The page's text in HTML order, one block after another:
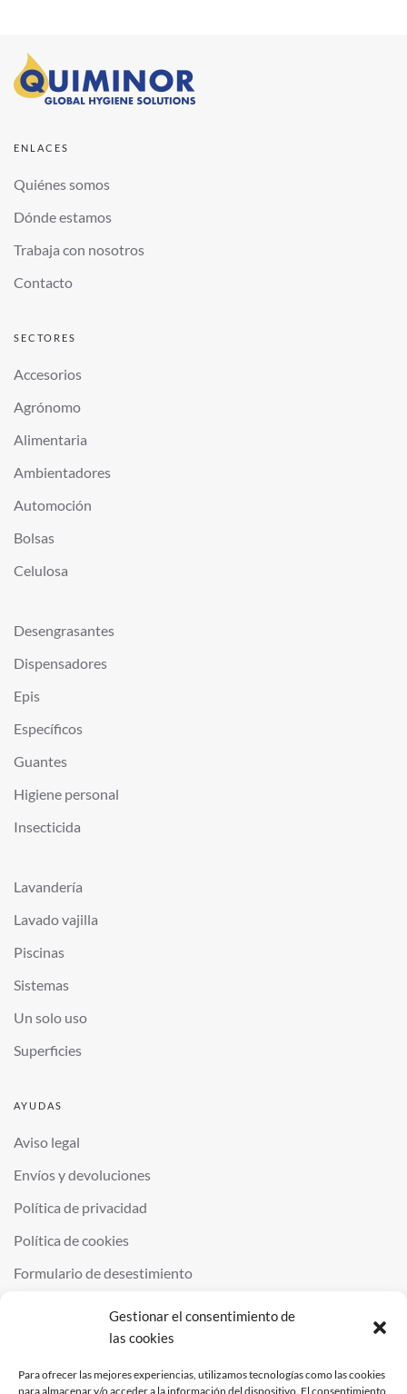
Gestionar el consentimiento de
las cookies
Para ofrecer las mejores experiencias, utilizamos tecnologías como las cookies
para almacenar y/o acceder a la información del dispositivo. El consentimiento
ENLACES
Quiénes somos
Dónde estamos
Trabaja con nosotros
Contacto
SECTORES
Accesorios
Agrónomo
Alimentaria
Ambientadores
Automoción
Bolsas
Celulosa
Desengrasantes
Dispensadores
Epis
Específicos
Guantes
Higiene personal
Insecticida
Lavandería
Lavado vajilla
Piscinas
Sistemas
Un solo uso
Superficies
AYUDAS
Aviso legal
Envíos y devoluciones
Política de privacidad
Política de cookies
Formulario de desestimiento
QUIMINOR SL. ALL RIGHTS RESERVED.